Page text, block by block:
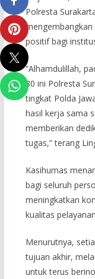
Polresta
positif bagi
“Alhamdulillah,
80 ini Polresta
tingkat Polda
hasil kerja sama
memberikan
tugas,” terang
Kasihumas
bagi seluruh
meningkatkan
kualitas
Menurutnya,
tujuan akhir,
untuk terus